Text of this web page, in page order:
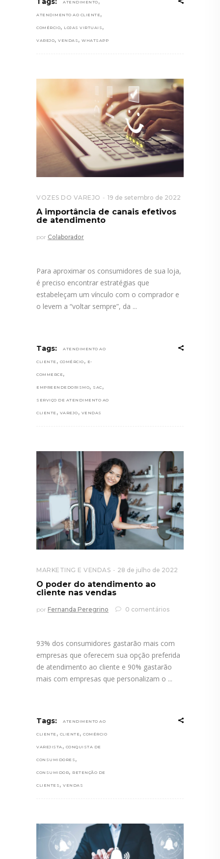
ATENDIMENTO
ATENDIMENTO AO CLIENTE ,
COMÉRCIO, LOJAS VIRTUAIS ,
VAREJO, VENDAS , WHATSAPP
VOZES DO VAREJO 19 de setembro de 2022
A importância de canais efetivos
de atendimento
por Colaborador
Para aproximar os consumidores de sua loja,
é preciso encontrar estratégias que
estabeleçam um vínculo com o comprador e
o levem a “voltar sempre”, da
Tags: ATENDIMENTO AO
CLIENTE , COMÉRCIO , E-
COMMERCE ,
EMPREENDEDORISMO, SAC ,
SERVIÇO DE ATENDIMENTO AO
CLIENTE , VAREJO , VENDAS
MARKETING E VENDAS 28 de julho de 2022
O poder do atendimento ao
cliente nas vendas
por Fernanda Peregrino 0 comentários
93% dos consumidores gastarão mais com
empresas que oferecem sua opção preferida
de atendimento ao cliente e 90% gastarão
mais com empresas que personalizam o
Tags: ATENDIMENTO AO
CLIENTE , CLIENTE , COMÉRCIO
VAREJISTA , CONQUISTA DE
CONSUMIDORES ,
CONSUMIDOR, RETENÇÃO DE
CLIENTES , VENDAS